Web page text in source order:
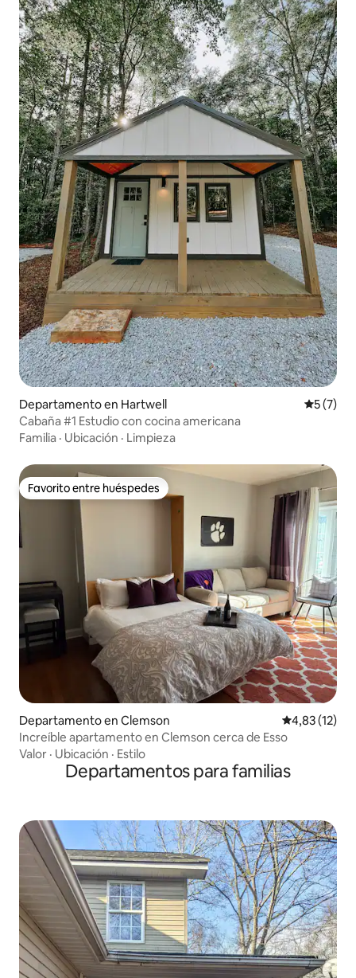
Departamento en Hartwell
5 (7)
Cabaña #1 Estudio con cocina americana
Familia · Ubicación · Limpieza
Favorito entre huéspedes
Favorito entre huéspedes
Departamento en Clemson Calificación
4,83 (12)
Increíble apartamento en Clemson cerca de Esso
Valor · Ubicación · Estilo
Departamentos para familias